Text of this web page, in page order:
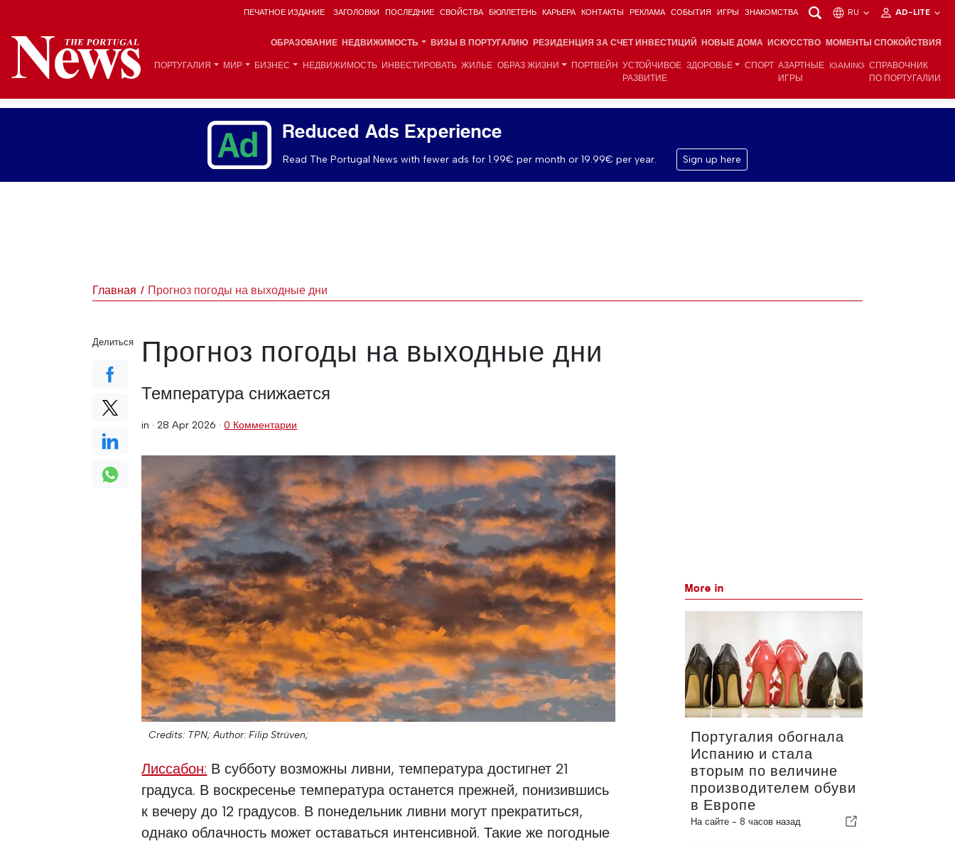
ПЕЧАТНОЕ ИЗДАНИЕ ЗАГОЛОВКИ ПОСЛЕДНИЕ СВОЙСТВА БЮЛЛЕТЕНЬ КАРЬЕРА КОНТАКТЫ РЕКЛАМА СОБЫТИЯ ИГРЫ ЗНАКОМСТВА RU AD-LITE
ОБРАЗОВАНИЕ НЕДВИЖИМОСТЬ ВИЗЫ В ПОРТУГАЛИЮ РЕЗИДЕНЦИЯ ЗА СЧЕТ ИНВЕСТИЦИЙ НОВЫЕ ДОМА ИСКУССТВО МОМЕНТЫ СПОКОЙСТВИЯ
ПОРТУГАЛИЯ МИР БИЗНЕС НЕДВИЖИМОСТЬ ИНВЕСТИРОВАТЬ ЖИЛЬЕ ОБРАЗ ЖИЗНИ ПОРТВЕЙН УСТОЙЧИВОЕ
РАЗВИТИЕ
ЗДОРОВЬЕ СПОРТ АЗАРТНЫЕ
ИГРЫ
IGAMING СПРАВОЧНИК
ПО ПОРТУГАЛИИ
Reduced Ads Experience
Read The Portugal News with fewer ads for 1.99€ per month or 19.99€ per year. Sign up here
Главная Прогноз погоды на выходные дни
Прогноз погоды на выходные дни
Температура снижается
in ·28 Apr 2026 ·0 Комментарии
Credits: TPN; Author: Filip Strüven;
Лиссабон: В субботу возможны ливни, температура достигнет 21
градуса. В воскресенье температура останется прежней, понизившись
к вечеру до 12 градусов. В понедельник ливни могут прекратиться,
однако облачность может оставаться интенсивной. Такие же погодные
Делиться
More in
Португалия обогнала
Испанию и стала
вторым по величине
производителем обуви
в Европе
На сайте - 8 часов назад